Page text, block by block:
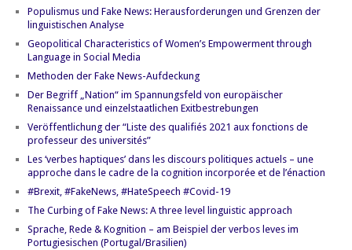
Populismus und Fake News: Herausforderungen und Grenzen der
linguistischen Analyse
Geopolitical Characteristics of Women’s Empowerment through
Language in Social Media
Methoden der Fake News-Aufdeckung
Der Begriff „Nation“ im Spannungsfeld von europäischer
Renaissance und einzelstaatlichen Exitbestrebungen
Veröffentlichung der “Liste des qualifiés 2021 aux fonctions de
professeur des universités”
Les ‘verbes haptiques’ dans les discours politiques actuels – une
approche dans le cadre de la cognition incorporée et de l’énaction
#Brexit, #FakeNews, #HateSpeech #Covid-19
The Curbing of Fake News: A three level linguistic approach
Sprache, Rede & Kognition – am Beispiel der verbos leves im
Portugiesischen (Portugal/Brasilien)